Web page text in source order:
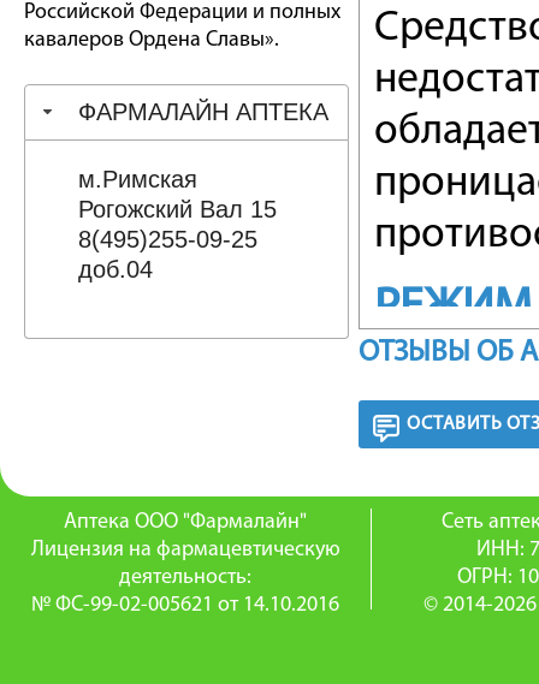
Российской Федерации и полных
кавалеров Ордена Славы».
ФАРМАЛАЙН АПТЕКА
м.Римская
Рогожский Вал 15
8(495)255-09-25
доб.04
РЕЖИМ
Для
недель.
ОТЗЫВЫ ОБ
ОСТАВИТЬ
Аптека ООО "Фармалайн"
Лицензия на фармацевтическую
деятельность:
№ ФС-99-02-005621 от 14.10.2016
Сеть
ИНН:
ОГРН:
© 2014-